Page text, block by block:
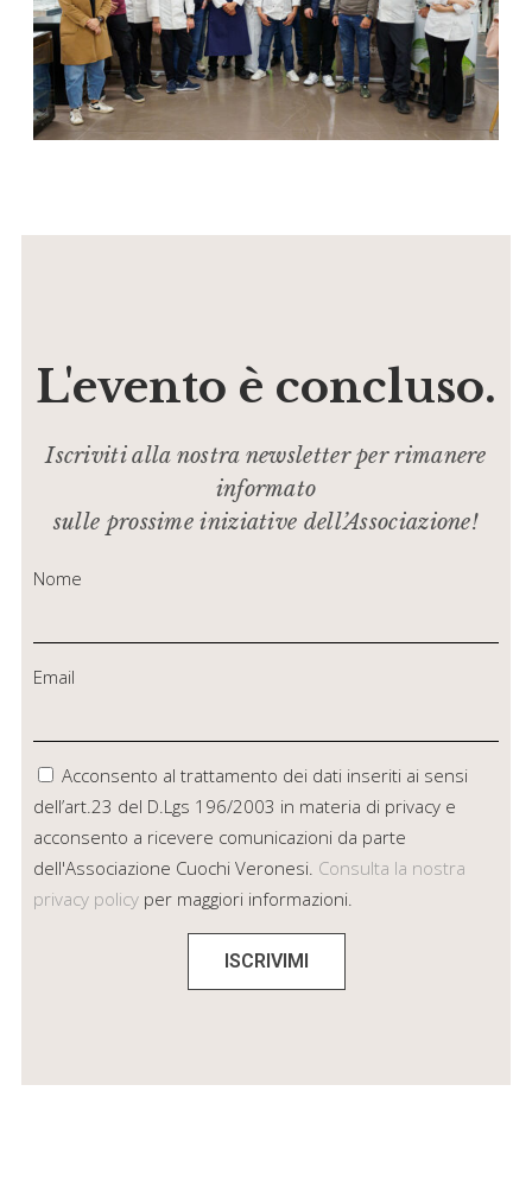
L'evento è concluso.
Iscriviti alla nostra newsletter per rimanere
informato
sulle prossime iniziative dell’Associazione!
Nome
Email
Acconsento al trattamento dei dati inseriti ai sensi
dell’art.23 del D.Lgs 196/2003 in materia di privacy e
acconsento a ricevere comunicazioni da parte
dell'Associazione Cuochi Veronesi. Consulta la nostra
privacy policyper maggiori informazioni.
ISCRIVIMI